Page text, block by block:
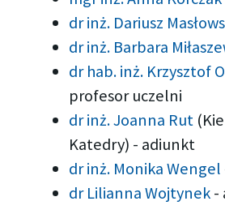
dr inż. Dariusz
dr inż. Barbara
dr hab. inż. Krzysztof
profesor uczelni
dr inż. Joanna Rut
Katedry) - adiunkt
dr inż. Monika Wengel
dr Lilianna Wojtynek-